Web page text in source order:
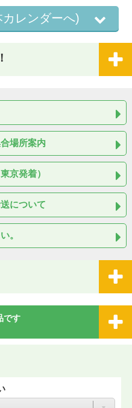
レンダーへ)
場所案内
京発着）
について
。
です